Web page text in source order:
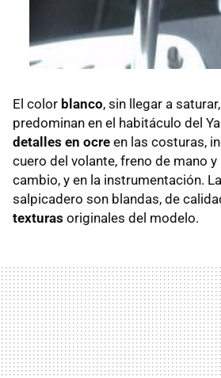
El color blanco, sin llegar a
predominan en el habitáculo del
detalles en ocre en las costuras,
cuero del volante, freno de mano y
cambio, y en la instrumentación.
salpicadero son blandas, de
texturas originales del modelo.